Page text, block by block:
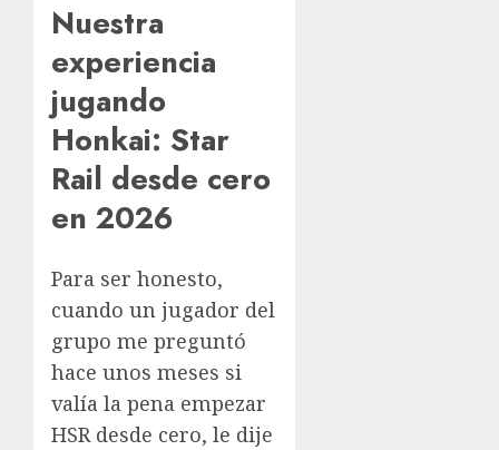
Nuestra
experiencia
jugando
Honkai: Star
Rail desde cero
en 2026
Para ser honesto,
cuando un jugador del
grupo me preguntó
hace unos meses si
valía la pena empezar
HSR desde cero, le dije